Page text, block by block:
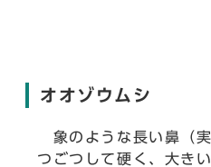
オオゾウムシ
象のような長い鼻（
つごつして硬く、大き